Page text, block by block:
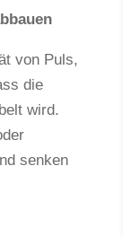
von Puls,
die
wird.
senken